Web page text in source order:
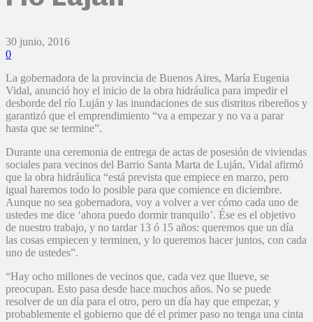
30 junio, 2016
0
La gobernadora de la provincia de Buenos Aires, María Eugenia
Vidal, anunció hoy el inicio de la obra hidráulica para impedir el
desborde del río Luján y las inundaciones de sus distritos ribereños y
garantizó que el emprendimiento “va a empezar y no va a parar
hasta que se termine”.
Durante una ceremonia de entrega de actas de posesión de viviendas
sociales para vecinos del Barrio Santa Marta de Luján, Vidal afirmó
que la obra hidráulica “está prevista que empiece en marzo, pero
igual haremos todo lo posible para que comience en diciembre.
Aunque no sea gobernadora, voy a volver a ver cómo cada uno de
ustedes me dice ‘ahora puedo dormir tranquilo’. Ése es el objetivo
de nuestro trabajo, y no tardar 13 ó 15 años: queremos que un día
las cosas empiecen y terminen, y lo queremos hacer juntos, con cada
uno de ustedes”.
“Hay ocho millones de vecinos que, cada vez que llueve, se
preocupan. Esto pasa desde hace muchos años. No se puede
resolver de un día para el otro, pero un día hay que empezar, y
probablemente el gobierno que dé el primer paso no tenga una cinta